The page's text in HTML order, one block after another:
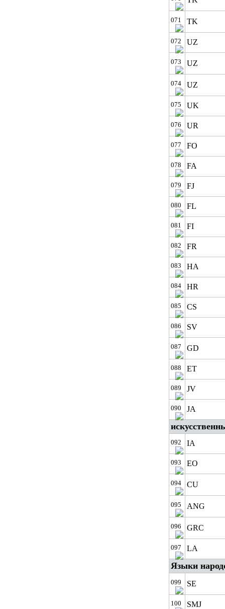
071 TK
072 UZ
073 UZ
074 UZ
075 UK
076 UR
077 FO
078 FA
079 FJ
080 FL
081 FI
082 FR
083 HA
084 HR
085 CS
086 SV
087 GD
088 ET
089 JV
090 JA
092 IA
093 EO
094 CU
095 ANG
096 GRC
097 LA
Языки
099 SE
100 SMJ